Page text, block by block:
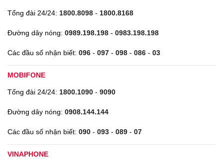
Tổng đài 24/24: 1800.8098 - 1800.8168
Đường dây nóng: 0989.198.198 - 0983.198.198
Các đầu số nhận biết: 096 - 097 - 098 - 086 - 03
MOBIFONE
Tổng đài 24/24: 1800.1090 - 9090
Đường dây nóng: 0908.144.144
Các đầu số nhận biết: 090 - 093 - 089 - 07
VINAPHONE